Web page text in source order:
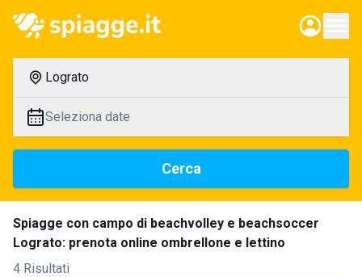
Lograto
Seleziona date
Cerca
Spiagge con campo di beachvolley e beachsoccer
Lograto: prenota online ombrellone e lettino
4 Risultati